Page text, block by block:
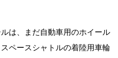
は、まだ自動車用のホイール
ペースシャトルの着陸用車輪